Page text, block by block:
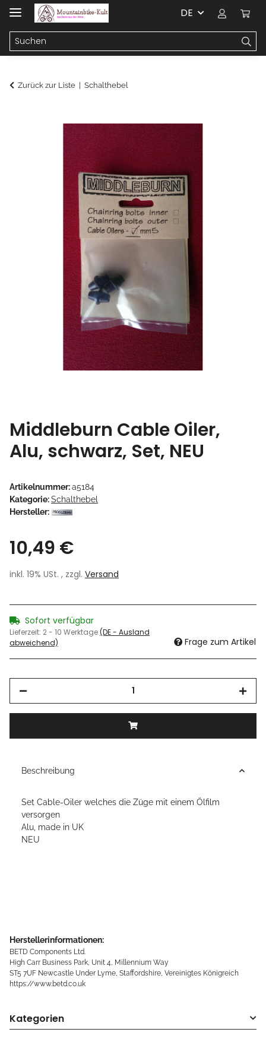
DE
Zurück zur Liste Schalthebel
Middleburn Cable Oiler,
Alu, schwarz, Set, NEU
Artikelnummer:a5184
Kategorie:Schalthebel
Hersteller:
10,49 €
inkl. 19% USt. , zzgl. Versand
Sofort verfügbar
Lieferzeit: 2 - 10 Werktage(DE - Ausland
abweichend)
Frage zum Artikel
Beschreibung
Set Cable-Oiler welches die Züge mit einem Ölfilm
versorgen
Alu, made in UK
NEU
Herstellerinformationen:
BETD Components Ltd.
High Carr Business Park, Unit 4, Millennium Way
ST5 7UF Newcastle Under Lyme, Staffordshire, Vereinigtes Königreich
https://www.betd.co.uk
Kategorien